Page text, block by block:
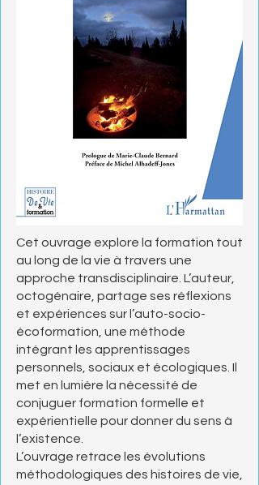
Cet ouvrage explore la formation tout
au long de la vie à travers une
approche transdisciplinaire. L’auteur,
octogénaire, partage ses réflexions
et expériences sur l’auto-socio-
écoformation, une méthode
intégrant les apprentissages
personnels, sociaux et écologiques. Il
met en lumière la nécessité de
conjuguer formation formelle et
expérientielle pour donner du sens à
l’existence.
L’ouvrage retrace les évolutions
méthodologiques des histoires de vie,